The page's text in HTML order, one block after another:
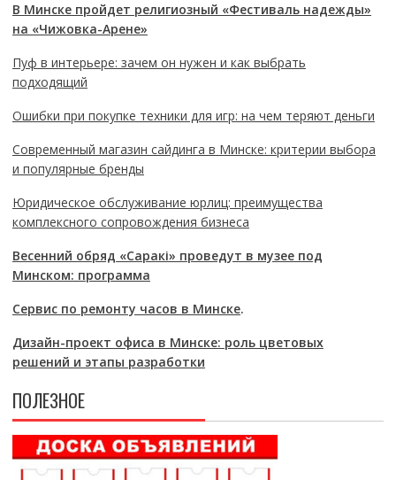
В Минске пройдет религиозный «Фестиваль надежды»
на «Чижовка-Арене»
Пуф в интерьере: зачем он нужен и как выбрать
подходящий
Ошибки при покупке техники для игр: на чем теряют деньги
Современный магазин сайдинга в Минске: критерии выбора
и популярные бренды
Юридическое обслуживание юрлиц: преимущества
комплексного сопровождения бизнеса
Весенний обряд «Саракі» проведут в музее под
Минском: программа
Сервис по ремонту часов в Минске.
Дизайн-проект офиса в Минске: роль цветовых
решений и этапы разработки
ПОЛЕЗНОЕ